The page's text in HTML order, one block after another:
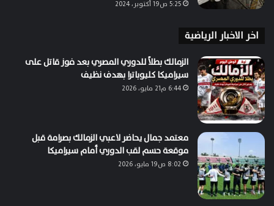
5:25 ص19 أكتوبر، 2024
اخر الاخبار الرياضية
الزمالك بطلاً للدوري المصري بعد فوز قاتل على
سيراميكا كليوباترا بهدف نظيف
6:44 م21 مايو، 2026
معتمد جمال يحاضر لاعبي الزمالك بصرامة قبل
موقعة حسم لقب الدوري أمام سيراميكا
8:02 ص19 مايو، 2026